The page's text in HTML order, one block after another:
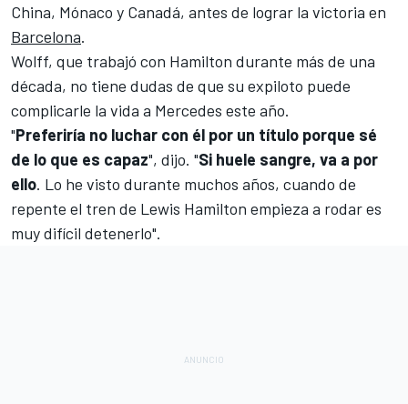
China, Mónaco y Canadá, antes de lograr la victoria en
Barcelona.
Wolff, que trabajó con Hamilton durante más de una
década, no tiene dudas de que su expiloto puede
complicarle la vida a Mercedes este año.
"Preferiría no luchar con él por un título porque sé
de lo que es capaz", dijo. "Si huele sangre, va a por
ello. Lo he visto durante muchos años, cuando de
repente el tren de Lewis Hamilton empieza a rodar es
muy difícil detenerlo".